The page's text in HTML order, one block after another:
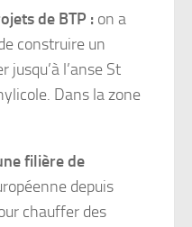
de BTP : on a
construire un
l’anse St
Dans la zone
filière de
depuis
chauffer des